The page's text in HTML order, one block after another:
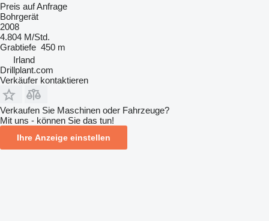
Preis auf Anfrage
Bohrgerät
2008
4.804 M/Std.
Grabtiefe 450 m
Irland
Drillplant.com
Verkäufer kontaktieren
Verkaufen Sie Maschinen oder Fahrzeuge?
Mit uns - können Sie das tun!
Ihre Anzeige einstellen